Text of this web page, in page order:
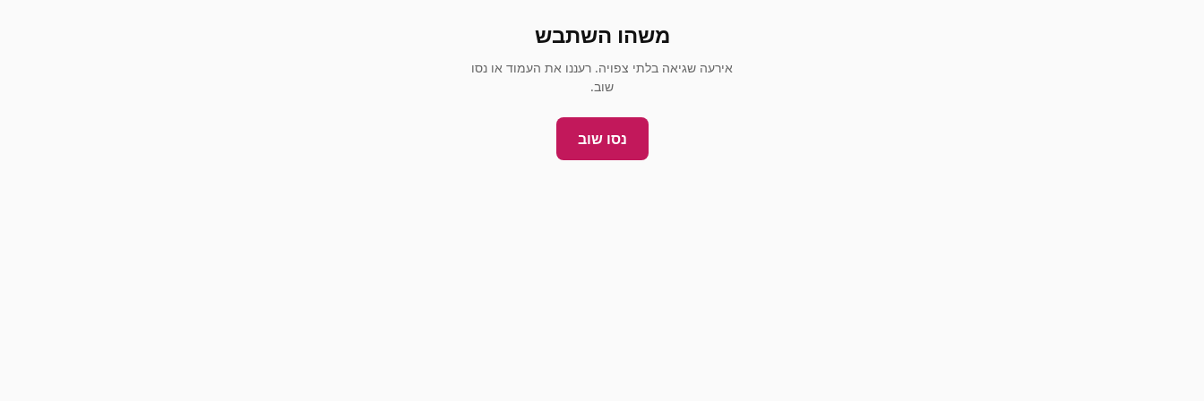
משהו השתבש
אירעה שגיאה בלתי צפויה. רעננו את העמוד או נסו
שוב.
נסו שוב